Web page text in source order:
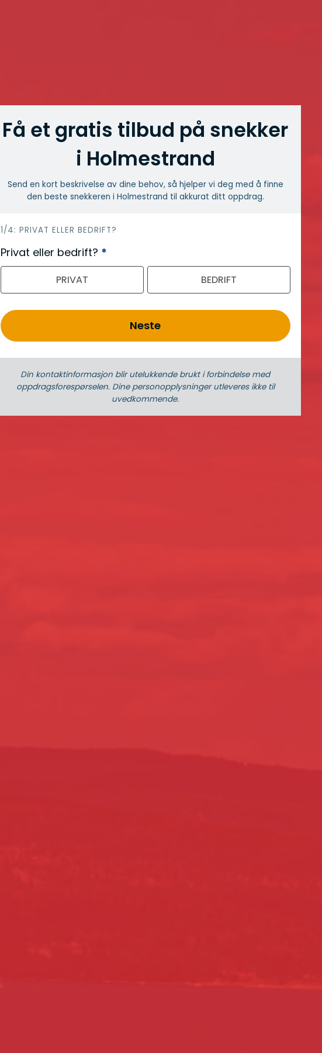
Få et gratis tilbud på snekker
i Holmestrand
Send en kort beskrivelse av dine behov, så hjelper vi deg med å finne
den beste snekkeren i Holmestrand til akkurat ditt oppdrag.
h
e
r
1/4: PRIVAT ELLER BEDRIFT?
Privat eller bedrift? *
PRIVAT BEDRIFT
Neste
Din kontaktinformasjon blir utelukkende brukt i forbindelse med
oppdrags­forespørselen. Dine person­­opplysninger utleveres ikke til
uvedkommende.